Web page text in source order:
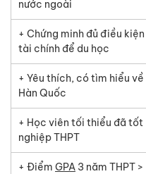
nước ngoài
+ Chứng minh đủ điều kiện
tài chính để du học
+ Yêu thích, có tìm hiểu về
Hàn Quốc
+ Học viên tối thiểu đã tốt
nghiệp THPT
+ Điểm GPA 3 năm THPT >